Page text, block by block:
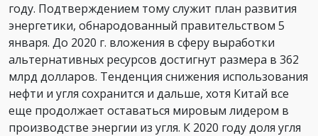
году. Подтверждением тому служит план развития
энергетики, обнародованный правительством 5
января. До 2020 г. вложения в сферу выработки
альтернативных ресурсов достигнут размера в 362
млрд долларов. Тенденция снижения использования
нефти и угля сохранится и дальше, хотя Китай все
еще продолжает оставаться мировым лидером в
производстве энергии из угля. К 2020 году доля угля